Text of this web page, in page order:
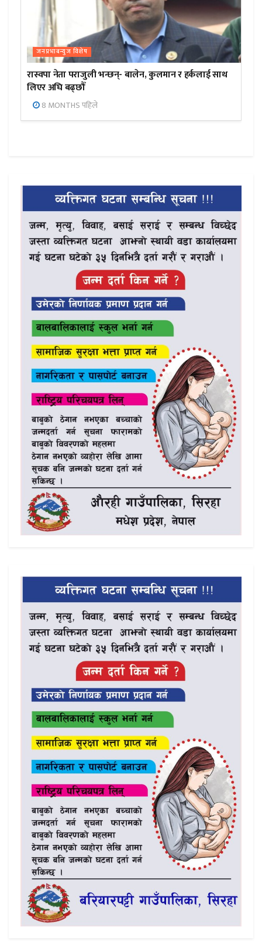
जनप्रभाबन्युज विशेष
रास्वपा नेता पराजुली भन्छन्- बालेन, कुलमान र हर्कलाई साथ
लिएर अघि बढ्छौँ
8 MONTHS पहिले